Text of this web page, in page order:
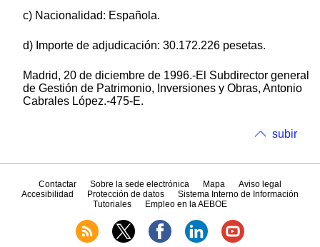
c) Nacionalidad: Española.
d) Importe de adjudicación: 30.172.226 pesetas.
Madrid, 20 de diciembre de 1996.-El Subdirector general
de Gestión de Patrimonio, Inversiones y Obras, Antonio
Cabrales López.-475-E.
subir
Contactar Sobre la sede electrónica Mapa
Aviso legal
Accesibilidad
Protección de datos
Sistema Interno de Información
Tutoriales
Empleo en la AEBOE